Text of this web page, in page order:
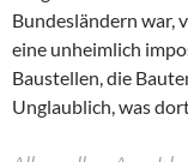
Bundesländern war,
eine unheimlich
Baustellen, die
Unglaublich, was